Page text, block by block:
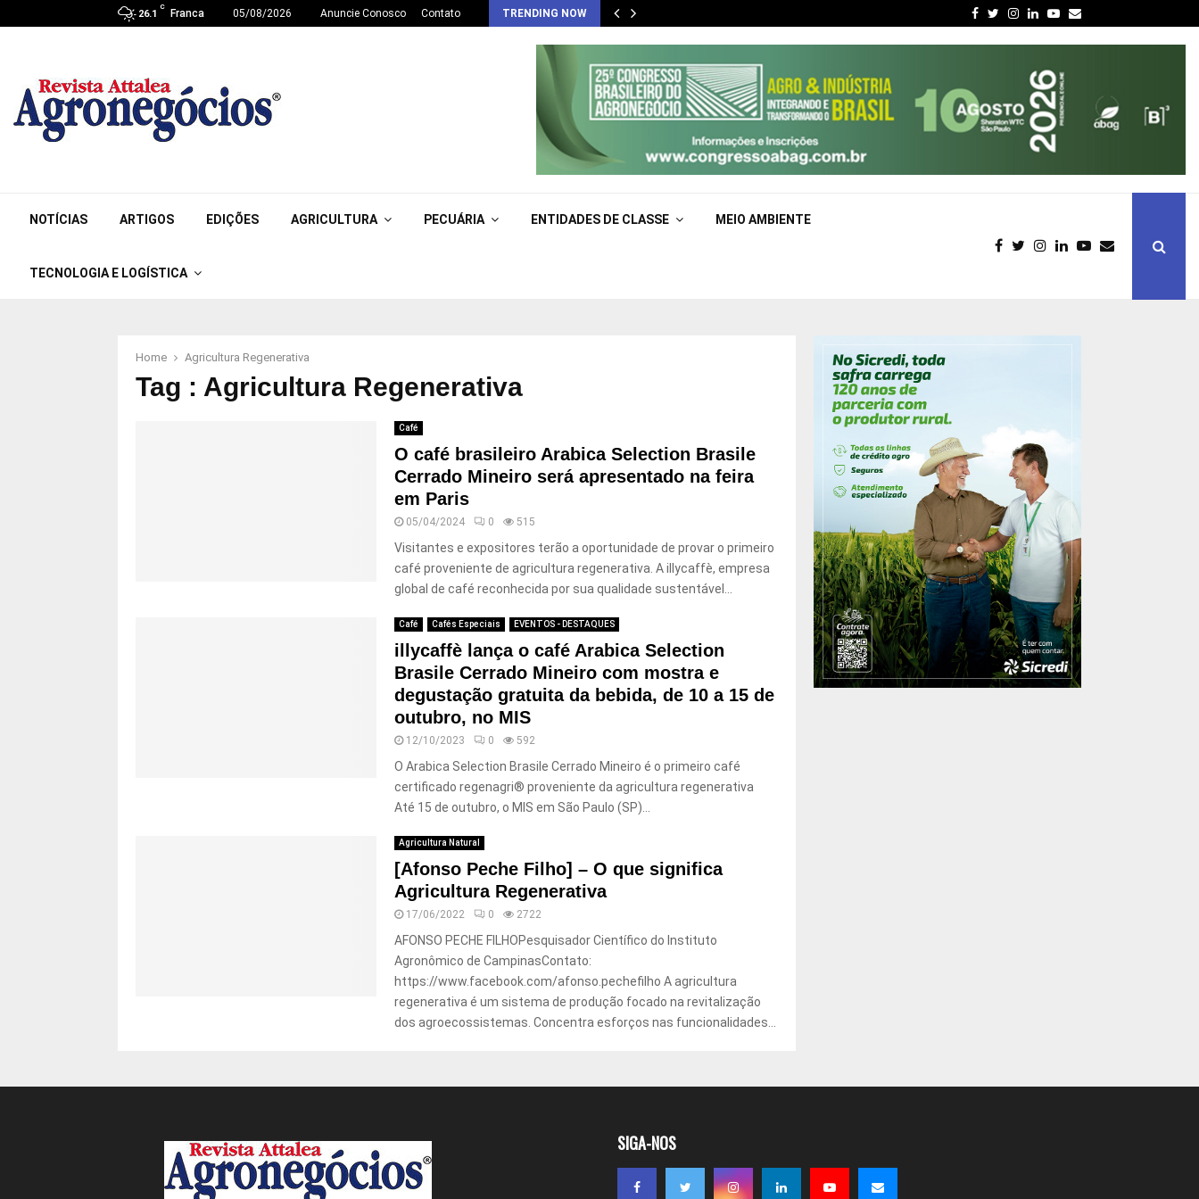
26.1
C
Franca 05/08/2026 Anuncie Conosco Contato TRENDING NOW Facebook
Twitter
Instagram
LinkedinYoutube
Email
NOTÍCIAS ARTIGOS EDIÇÕES AGRICULTURA PECUÁRIA ENTIDADES DE CLASSE MEIO AMBIENTE
TECNOLOGIA E LOGÍSTICA
Home Agricultura Regenerativa
Tag : Agricultura Regenerativa
Café
O café brasileiro Arabica Selection Brasile
Cerrado Mineiro será apresentado na feira
em Paris
05/04/2024 0 515
Visitantes e expositores terão a oportunidade de provar o primeiro
café proveniente de agricultura regenerativa. A illycaffè, empresa
global de café reconhecida por sua qualidade sustentável...
Café Cafés Especiais EVENTOS - DESTAQUES
illycaffè lança o café Arabica Selection
Brasile Cerrado Mineiro com mostra e
degustação gratuita da bebida, de 10 a 15 de
outubro, no MIS
12/10/2023 0 592
O Arabica Selection Brasile Cerrado Mineiro é o primeiro café
certificado regenagri® proveniente da agricultura regenerativa
Até 15 de outubro, o MIS em São Paulo (SP)...
Agricultura Natural
[Afonso Peche Filho] – O que significa
Agricultura Regenerativa
17/06/2022 0 2722
AFONSO PECHE FILHOPesquisador Científico do Instituto
Agronômico de CampinasContato:
https://www.facebook.com/afonso.pechefilho A agricultura
regenerativa é um sistema de produção focado na revitalização
dos agroecossistemas. Concentra esforços nas funcionalidades...
SIGA-NOS